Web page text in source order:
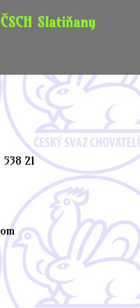
Slatiňany
21